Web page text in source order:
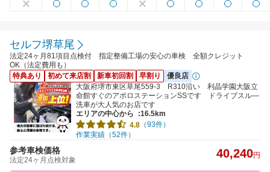
セルフ堺草尾
法定24ヶ月81項目点検付 指定整備工場の安心の車検 全額クレジット
OK（法定費用も）
特典あり
初めて来店割 新車初回割 早割り
優良店
大阪府堺市東区草尾559-3 R310沿い 利晶学園大阪立
命館すぐのアポロステーションSSです ドライブスル―
洗車が大人気のお店です
エリアの中心から
:16.5km
4.8 （93件）
作業実績（52件）
参考車検価格
法定24ヶ月点検対象 40,240円